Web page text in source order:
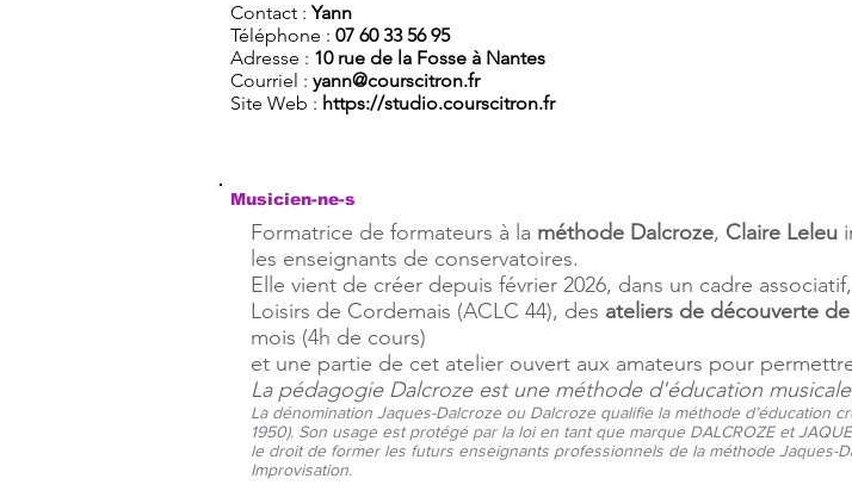
Contact :Yann
Téléphone : 07 60 33 56 95
Adresse : 10 rue de la Fosse à Nantes
Courriel : yann@courscitron.fr
Site Web : https://studio.courscitron.fr
Musicien-ne-s
Formatrice de formateurs à la méthode Dalcroze, Claire Leleu
les enseignants de conservatoires.
Elle vient de créer depuis février 2026, dans un cadre
Loisirs de Cordemais (ACLC 44), des ateliers de découverte
mois (4h de cours)
et une partie de cet atelier ouvert aux amateurs pour
La pédagogie Dalcroze est une méthode d'éducation
La dénomination Jaques-Dalcroze ou Dalcroze qualifie la méthode d’éducation
1950). Son usage est protégé par la loi en tant que marque DALCROZE et
le droit de former les futurs enseignants professionnels de la méthode Jaques-
Improvisation.